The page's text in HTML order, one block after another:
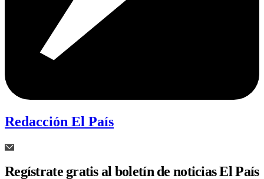
Redacción El País
Regístrate gratis al boletín de noticias El País